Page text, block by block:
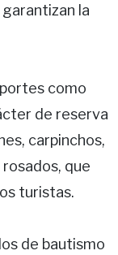
la
como
de reserva
carpinchos,
que
turistas.
de bautismo